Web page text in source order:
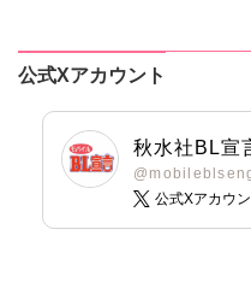
町子
里西立樺
公式Xアカウント
秋水社BL宣
公式Xアカウン